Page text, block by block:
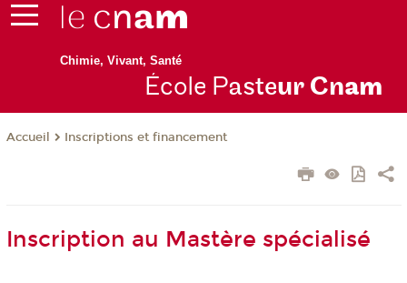
Chimie, Vivant, Santé
École Pasteur Cnam
Accueil Inscriptions et financement
Inscription au Mastère spécialisé